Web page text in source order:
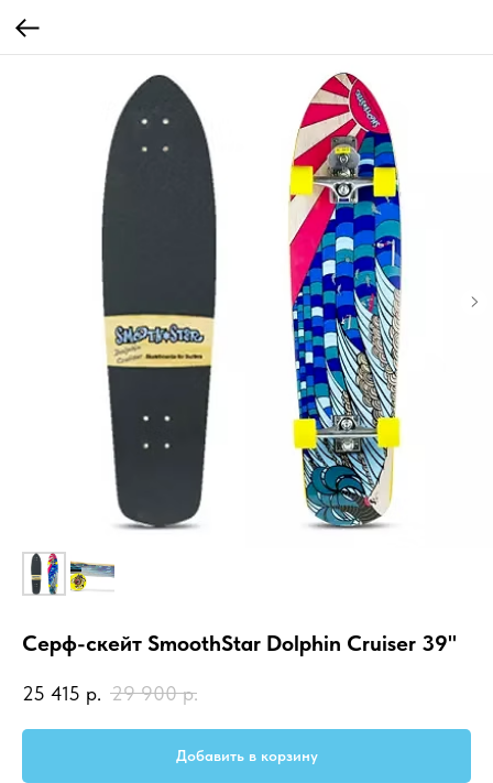
Серф-скейт SmoothStar Dolphin Cruiser 39"
25 415 р. 29 900 р.
Добавить в корзину